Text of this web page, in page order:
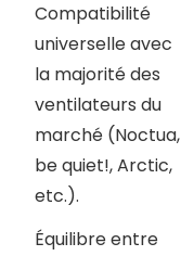
Compatibilité
universelle avec
la majorité des
ventilateurs du
marché (Noctua,
be quiet!, Arctic,
etc.).
Équilibre entre